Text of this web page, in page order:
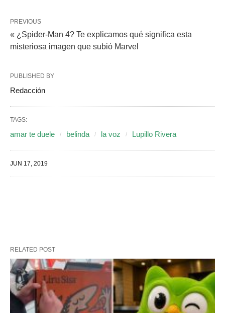
PREVIOUS
« ¿Spider-Man 4? Te explicamos qué significa esta
misteriosa imagen que subió Marvel
PUBLISHED BY
Redacción
TAGS:
amar te duele belinda la voz Lupillo Rivera
JUN 17, 2019
RELATED POST